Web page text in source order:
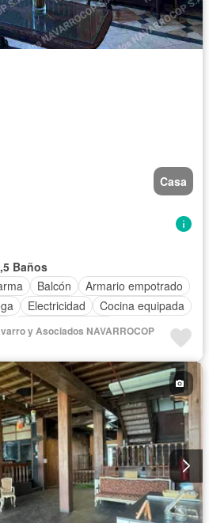
Casa
Baños
Balcón
Armario empotrado
Electricidad
Cocina equipada
Vista panorámica
y Asociados NAVARROCOP